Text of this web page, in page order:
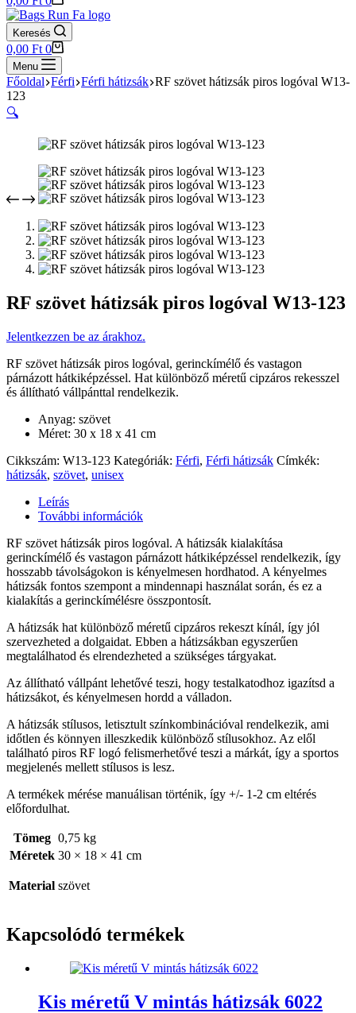
cart
Keresés
Shopping
cart
0,00 Ft 0
Menu
Főoldal Férfi Férfi hátizsák RF szövet hátizsák piros logóval W13-
123
🔍
RF szövet hátizsák piros logóval W13-123
Jelentkezzen be az árakhoz.
RF szövet hátizsák piros logóval, gerinckímélő és vastagon
párnázott hátkiképzéssel. Hat különböző méretű cipzáros rekesszel
és állítható vállpánttal rendelkezik.
Anyag: szövet
Méret: 30 x 18 x 41 cm
Cikkszám: W13-123 Kategóriák: Férfi, Férfi hátizsák Címkék:
hátizsák, szövet, unisex
Leírás
További információk
RF szövet hátizsák piros logóval. A hátizsák kialakítása
gerinckímélő és vastagon párnázott hátkiképzéssel rendelkezik, így
hosszabb távolságokon is kényelmesen hordhatod. A kényelmes
hátizsák fontos szempont a mindennapi használat során, és ez a
kialakítás a gerinckímélésre összpontosít.
A hátizsák hat különböző méretű cipzáros rekeszt kínál, így jól
szervezheted a dolgaidat. Ebben a hátizsákban egyszerűen
megtalálhatod és elrendezheted a szükséges tárgyakat.
Az állítható vállpánt lehetővé teszi, hogy testalkatodhoz igazítsd a
hátizsákot, és kényelmesen hordd a válladon.
A hátizsák stílusos, letisztult színkombinációval rendelkezik, ami
időtlen és könnyen illeszkedik különböző stílusokhoz. Az elől
található piros RF logó felismerhetővé teszi a márkát, így a sportos
megjelenés mellett stílusos is lesz.
A termékek mérése manuálisan történik, így +/- 1-2 cm eltérés
előfordulhat.
Tömeg 0,75 kg
Méretek 30 × 18 × 41 cm
Material szövet
Kapcsolódó termékek
Kis méretű V mintás hátizsák 6022